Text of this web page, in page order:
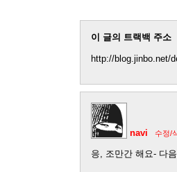
이 글의 트랙백 주소
http://blog.jinbo.net/
navi 수정/
응, 조만간 해요- 다